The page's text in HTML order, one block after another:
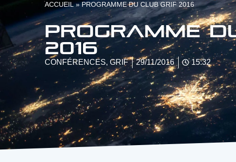
ACCUEIL»PROGRAMME DU CLUB GRIF 2016
Programme
2016
CONFÉRENCES, GRIF 29/11/2016 15:32